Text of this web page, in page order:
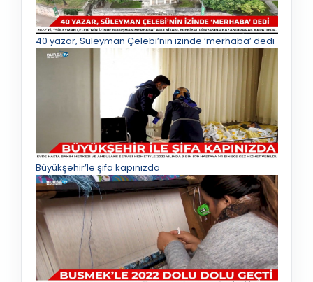
40 yazar, Süleyman Çelebi’nin izinde ‘merhaba’ dedi
Büyükşehir’le şifa kapınızda